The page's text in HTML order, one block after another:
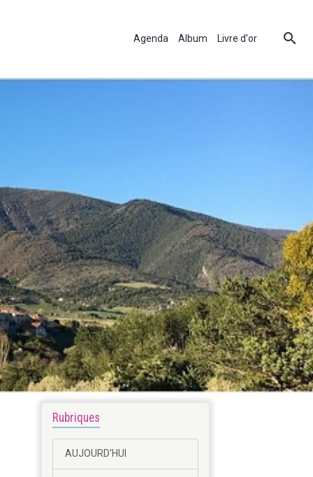
Agenda Album Livre d'or
Rubriques
AUJOURD'HUI